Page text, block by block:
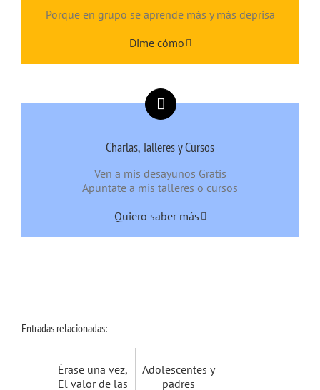
Porque en grupo se aprende más y más deprisa
Dime cómo
Charlas, Talleres y Cursos
Ven a mis desayunos Gratis
Apuntate a mis talleres o cursos
Quiero saber más
Entradas relacionadas:
Érase una vez,
El valor de las
Adolescentes y
padres